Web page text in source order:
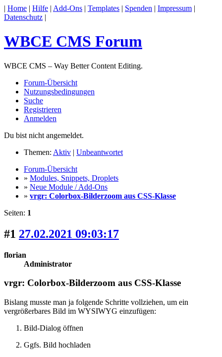
| Home | Hilfe | Add-Ons | Templates | Spenden | Impressum |
Datenschutz |
WBCE CMS Forum
WBCE CMS – Way Better Content Editing.
Forum-Übersicht
Nutzungsbedingungen
Suche
Registrieren
Anmelden
Du bist nicht angemeldet.
Themen: Aktiv | Unbeantwortet
Forum-Übersicht
» Modules, Snippets, Droplets
» Neue Module / Add-Ons
» vrgr: Colorbox-Bilderzoom aus CSS-Klasse
Seiten: 1
#1 27.02.2021 09:03:17
florian
Administrator
vrgr: Colorbox-Bilderzoom aus CSS-Klasse
Bislang musste man ja folgende Schritte vollziehen, um ein
vergrößerbares Bild im WYSIWYG einzufügen:
Bild-Dialog öffnen
Ggfs. Bild hochladen